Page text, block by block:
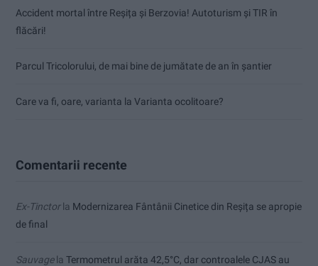
Accident mortal între Reșița și Berzovia! Autoturism și TIR în
flăcări!
Parcul Tricolorului, de mai bine de jumătate de an în șantier
Care va fi, oare, varianta la Varianta ocolitoare?
Comentarii recente
Ex-Tinctorla Modernizarea Fântânii Cinetice din Reșița se apropie
de final
Sauvagela Termometrul arăta 42,5°C, dar controalele CJAS au